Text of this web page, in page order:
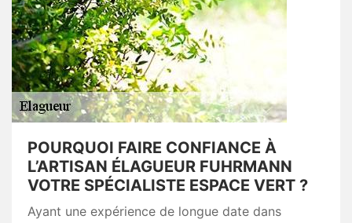
POURQUOI FAIRE CONFIANCE À
L’ARTISAN ÉLAGUEUR FUHRMANN
VOTRE SPÉCIALISTE ESPACE VERT ?
Ayant une expérience de longue date dans